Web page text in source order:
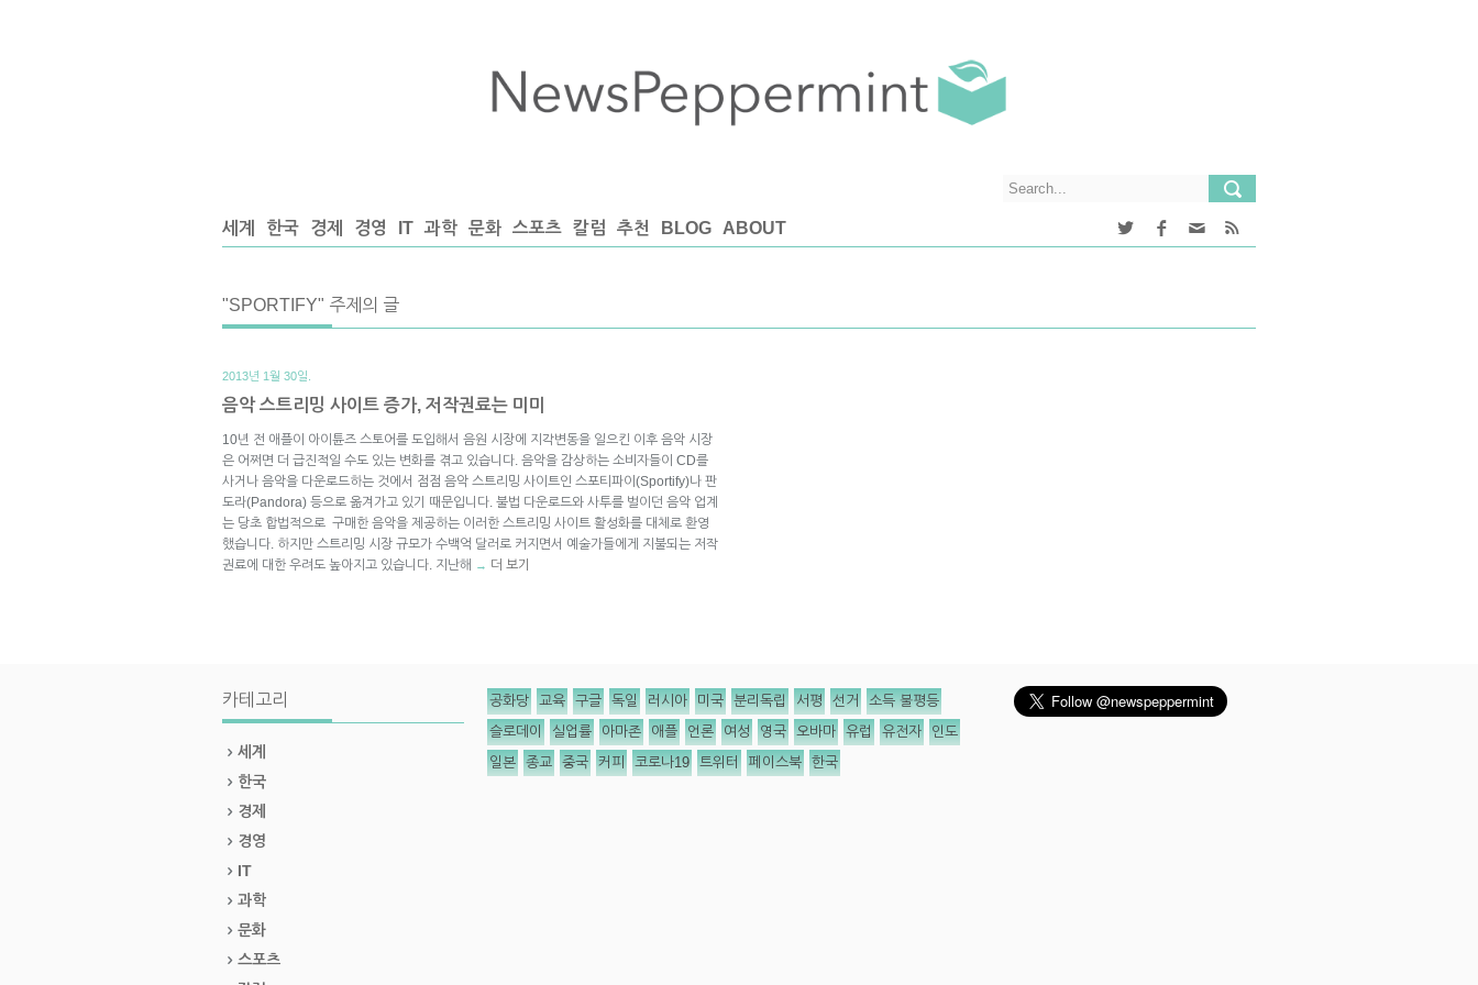
세계 한국 경제 경영 IT 과학 문화 스포츠 칼럼 추천 BLOG ABOUT
"SPORTIFY" 주제의 글
2013년 1월 30일.
음악 스트리밍 사이트 증가, 저작권료는 미미
10년 전 애플이 아이튠즈 스토어를 도입해서 음원 시장에 지각변동을 일으킨 이후 음악 시장
은 어쩌면 더 급진적일 수도 있는 변화를 겪고 있습니다. 음악을 감상하는 소비자들이 CD를
사거나 음악을 다운로드하는 것에서 점점 음악 스트리밍 사이트인 스포티파이(Sportify)나 판
도라(Pandora) 등으로 옮겨가고 있기 때문입니다. 불법 다운로드와 사투를 벌이던 음악 업계
는 당초 합법적으로 구매한 음악을 제공하는 이러한 스트리밍 사이트 활성화를 대체로 환영
했습니다. 하지만 스트리밍 시장 규모가 수백억 달러로 커지면서 예술가들에게 지불되는 저작
권료에 대한 우려도 높아지고 있습니다. 지난해 → 더 보기
카테고리
세계
한국
경제
경영
IT
과학
문화
스포츠
공화당 교육 구글 독일 러시아 미국 분리독립 서평 선거 소득 불평등
슬로데이 실업률 아마존 애플 언론 여성 영국 오바마 유럽 유전자 인도
일본 종교 중국 커피 코로나19 트위터 페이스북 한국